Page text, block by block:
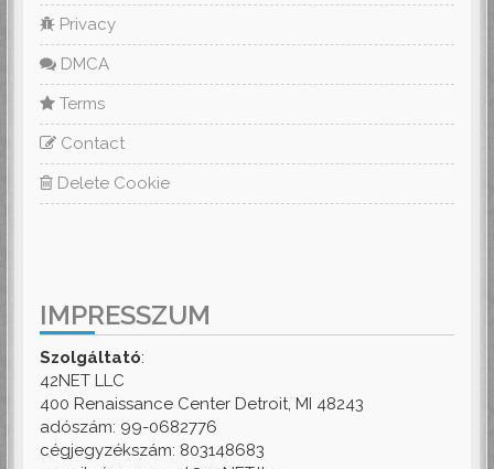
Privacy
DMCA
Terms
Contact
Delete Cookie
IMPRESSZUM
Szolgáltató:
42NET LLC
400 Renaissance Center Detroit, MI 48243
adószám: 99-0682776
cégjegyzékszám: 803148683